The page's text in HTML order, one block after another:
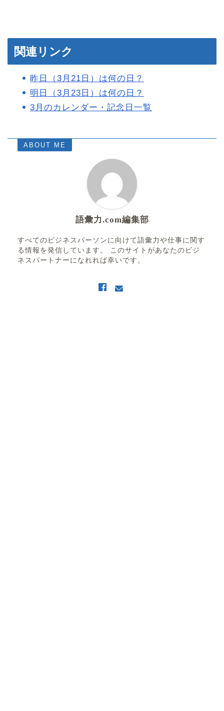
関連リンク
昨日（3月21日）は何の日？
明日（3月23日）は何の日？
3月のカレンダー・記念日一覧
ABOUT ME
語彙力.com編集部
すべてのビジネスパーソンに向けて語彙力や仕事に関す
る情報を発信しています。 このサイトがあなたのビジ
ネスパートナーになれれば幸いです。